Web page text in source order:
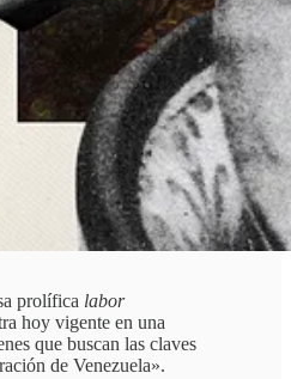
prolífica labor
hoy vigente en una
que buscan las claves
de Venezuela».